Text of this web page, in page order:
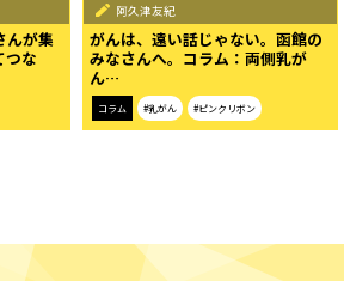
んが集
つな
阿久津友紀
がんは、遠い話じゃない。函館の
みなさんへ。コラム：両側乳が
ん…
コラム #乳がん #ピンクリボン